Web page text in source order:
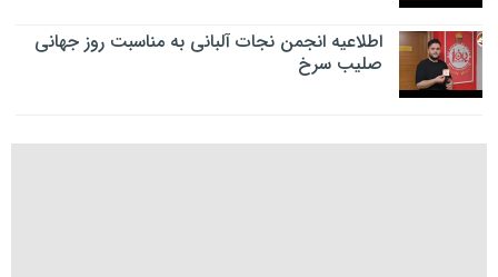
اطلاعیه انجمن نجات آلبانی به مناسبت روز جهانی
صلیب سرخ